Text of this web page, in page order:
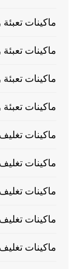
ماكينات
ماكينات
ماكينات
ماكينات
ماكينات
ماكينات
ماكينات
ماكينات
ماكينات